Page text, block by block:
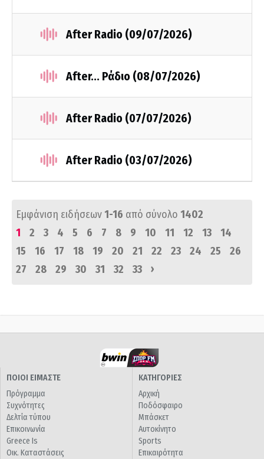
After Radio (09/07/2026)
After... Ράδιο (08/07/2026)
After Radio (07/07/2026)
After Radio (03/07/2026)
Εμφάνιση ειδήσεων1-16 από σύνολο 1402
1
2 3 4 5 6 7 8 9 10 11 12 13
14
15
16 17 18 19 20 21 22 23 24 25
26
27
28 29 30 31 32 33 ›
ΠΟΙΟΙ ΕΙΜΑΣΤΕ
Πρόγραμμα
Συχνότητες
Δελτία τύπου
Επικοινωνία
Greece Is
Οικ. Καταστάσεις
ΚΑΤΗΓΟΡΙΕΣ
Αρχική
Ποδόσφαιρο
Μπάσκετ
Αυτοκίνητο
Sports
Επικαιρότητα